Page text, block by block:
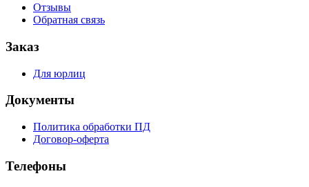
Отзывы
Обратная связь
Заказ
Для юрлиц
Документы
Политика обработки ПД
Договор-оферта
Телефоны